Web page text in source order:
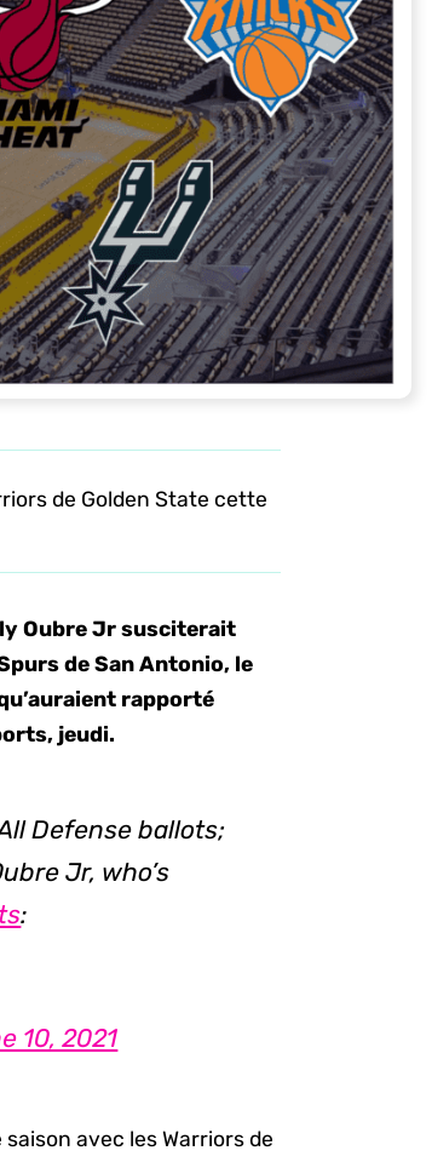
de Golden State cette
Oubre Jr susciterait
de San Antonio, le
rapporté
jeudi.
Defense ballots;
Jr, who’s
⁩:
10, 2021
avec les Warriors de